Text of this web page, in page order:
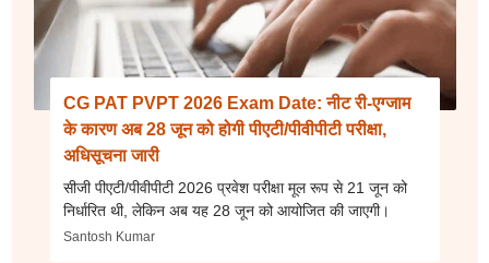
CG PAT PVPT 2026 Exam Date: नीट री-एग्जाम
के कारण अब 28 जून को होगी पीएटी/पीवीपीटी परीक्षा,
अधिसूचना जारी
सीजी पीएटी/पीवीपीटी 2026 प्रवेश परीक्षा मूल रूप से 21 जून को
निर्धारित थी, लेकिन अब यह 28 जून को आयोजित की जाएगी।
Santosh Kumar